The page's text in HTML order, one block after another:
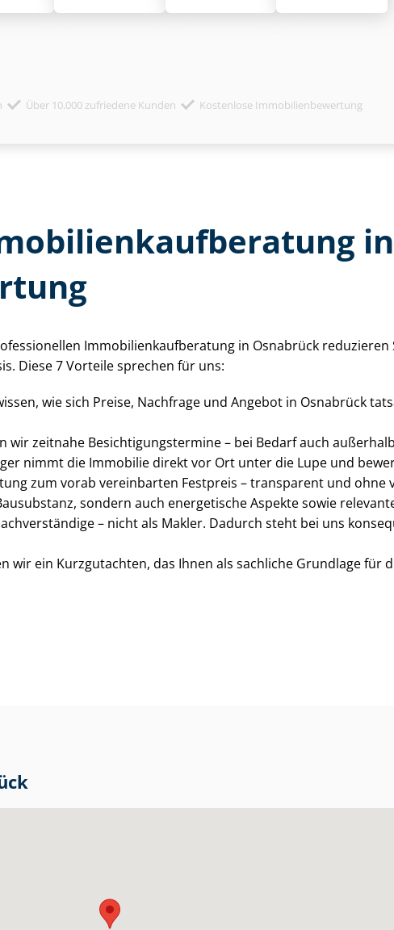
Über 10.000 zufriedene Kunden Kostenlose Immobilienbewertung
Im­mo­bi­li­en­kauf­be­ra­tung in Osnabrück reduzieren
Diese 7 Vorteile sprechen für uns:
wie sich Preise, Nachfrage und Angebot in Osnabrück
wir zeitnahe Be­sich­ti­gungs­ter­mi­ne – bei Bedarf auch
nimmt die Immobilie direkt vor Ort unter die Lupe und
zum vorab vereinbarten Festpreis – transparent und ohne
sondern auch energetische Aspekte sowie
– nicht als Makler. Dadurch steht bei uns
wir ein Kurzgutachten, das Ihnen als sachliche Grundlage für